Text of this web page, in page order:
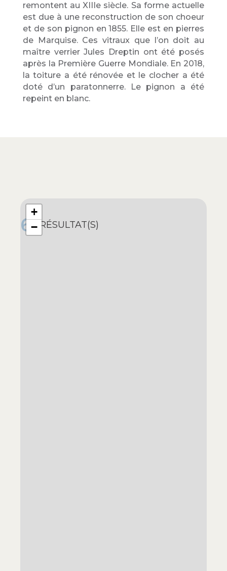
remontent au XIIIe siècle. Sa forme actuelle
est due à une reconstruction de son choeur
et de son pignon en 1855. Elle est en pierres
de Marquise. Ces vitraux que l’on doit au
maître verrier Jules Dreptin ont été posés
après la Première Guerre Mondiale. En 2018,
la toiture a été rénovée et le clocher a été
doté d’un paratonnerre. Le pignon a été
repeint en blanc.
+
−
6 RÉSULTAT(S)